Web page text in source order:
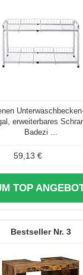
erweiterbares
Badezi ...
59,13 €
TOP
3